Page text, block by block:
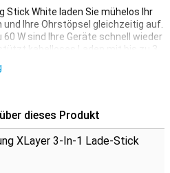
Stick White laden Sie mühelos Ihr
Ihre Ohrstöpsel gleichzeitig auf.
60 W sind Ihre Geräte schnell wieder
kabelloses Laden mit bis zu 3
und ist sowohl für Apple als
ihn über jeden USB-C-
Lightning-Adapter geliefert, sodass
dieses Produkt
XLayer 3-In-1 Lade-Stick